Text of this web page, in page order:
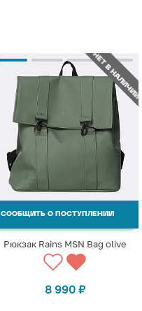
НЕТ В НАЛИЧИИ
СООБЩИТЬ О ПОСТУПЛЕНИИ
Рюкзак Rains MSN Bag olive
8 990 ₽